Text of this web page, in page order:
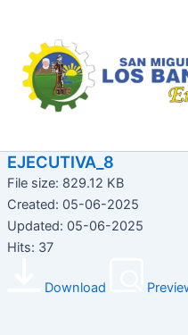
contenido
EJECUTIVA_8
File size: 829.12 KB
Created: 05-06-2025
Updated: 05-06-2025
Hits: 37
Download